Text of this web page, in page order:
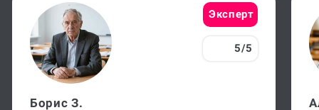
Эксперт
5/5
Борис З.